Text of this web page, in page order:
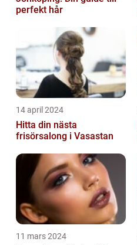
perfekt hår
14 april 2024
Hitta din nästa
frisörsalong i Vasastan
11 mars 2024